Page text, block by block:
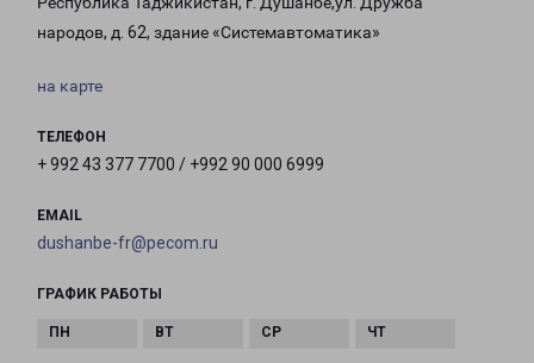
народов, д. 62, здание «Системавтоматика»
на карте
ТЕЛЕФОН
+ 992 43 377 7700 / +992 90 000 6999
EMAIL
dushanbe-fr@pecom.ru
ГРАФИК РАБОТЫ